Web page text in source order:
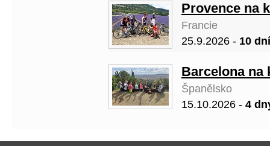
Provence na
Francie
25.9.2026 - 10 dní
Barcelona na
Španělsko
15.10.2026 - 4